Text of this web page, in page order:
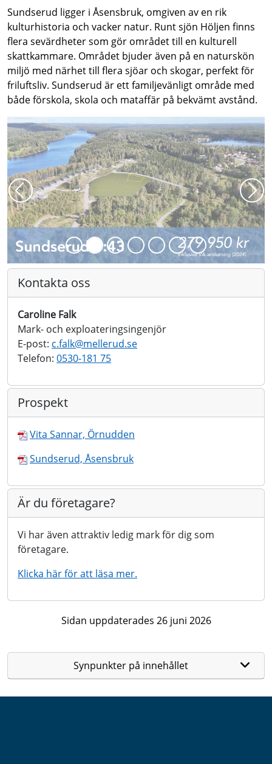
Sundserud ligger i Åsensbruk, omgiven av en rik
kulturhistoria och vacker natur. Runt sjön Höljen finns
flera sevärdheter som gör området till en kulturell
skattkammare. Området bjuder även på en naturskön
miljö med närhet till flera sjöar och skogar, perfekt för
friluftsliv. Sundserud är ett familjevänligt område med
både förskola, skola och mataffär på bekvämt avstånd.
Föregående
Kontakta oss
Caroline Falk
Mark- och exploateringsingenjör
E-post: c.falk@mellerud.se
Telefon: 0530-181 75
Prospekt
Vita Sannar, Örnudden
Sundserud, Åsensbruk
Är du företagare?
Vi har även attraktiv ledig mark för dig som
företagare.
Klicka här för att läsa mer.
Sidan uppdaterades 26 juni 2026
Synpunkter på innehållet